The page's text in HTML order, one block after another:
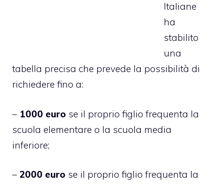
Italiane
ha
stabilito
una
tabella precisa che prevede la possibilità di
richiedere fino a:
– 1000 euro se il proprio figlio frequenta la
scuola elementare o la scuola media
inferiore;
– 2000 euro se il proprio figlio frequenta la